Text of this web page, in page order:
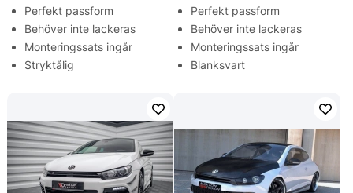
Perfekt passform
Behöver inte lackeras
Monteringssats ingår
Stryktålig
Perfekt passform
Behöver inte lackeras
Monteringssats ingår
Blanksvart